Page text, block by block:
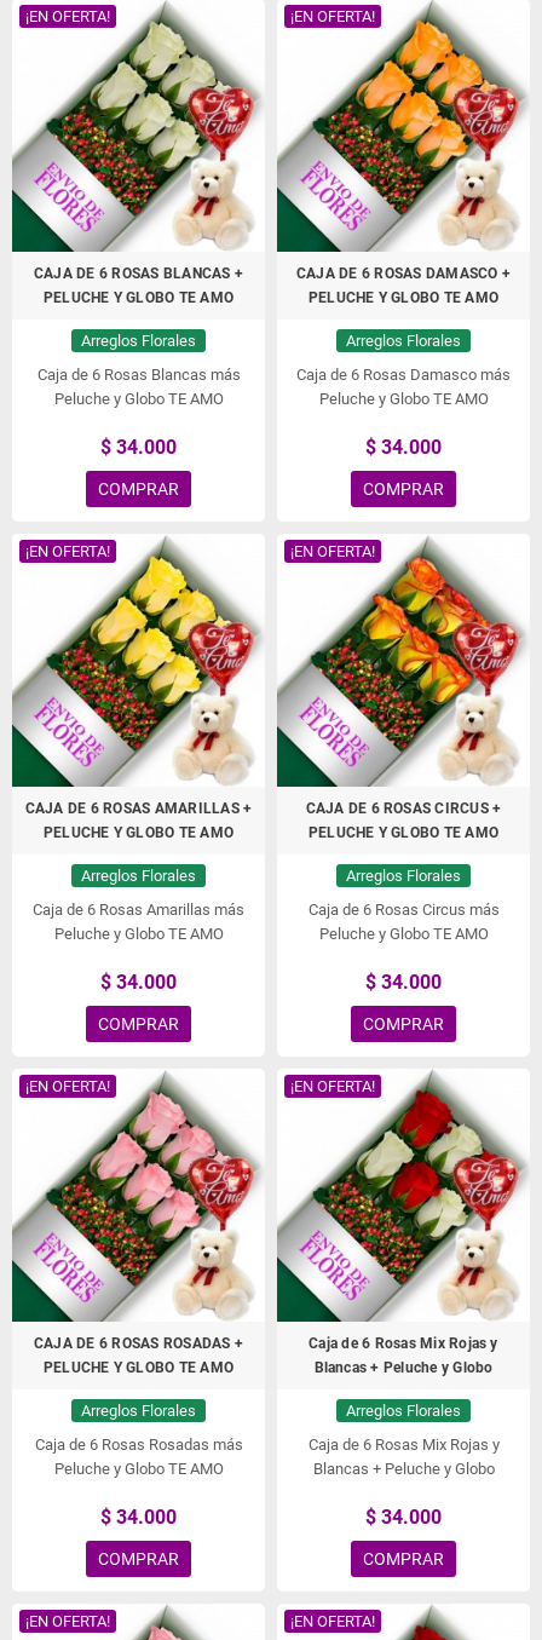
¡EN OFERTA!
CAJA DE 6 ROSAS BLANCAS +
PELUCHE Y GLOBO TE AMO
Arreglos Florales
Caja de 6 Rosas Blancas más
Peluche y Globo TE AMO
$ 34.000
COMPRAR
¡EN OFERTA!
CAJA DE 6 ROSAS DAMASCO +
PELUCHE Y GLOBO TE AMO
Arreglos Florales
Caja de 6 Rosas Damasco más
Peluche y Globo TE AMO
$ 34.000
COMPRAR
¡EN OFERTA!
CAJA DE 6 ROSAS AMARILLAS +
PELUCHE Y GLOBO TE AMO
Arreglos Florales
Caja de 6 Rosas Amarillas más
Peluche y Globo TE AMO
$ 34.000
COMPRAR
¡EN OFERTA!
CAJA DE 6 ROSAS CIRCUS +
PELUCHE Y GLOBO TE AMO
Arreglos Florales
Caja de 6 Rosas Circus más
Peluche y Globo TE AMO
$ 34.000
COMPRAR
¡EN OFERTA!
CAJA DE 6 ROSAS ROSADAS +
PELUCHE Y GLOBO TE AMO
Arreglos Florales
Caja de 6 Rosas Rosadas más
Peluche y Globo TE AMO
$ 34.000
COMPRAR
¡EN OFERTA!
Caja de 6 Rosas Mix Rojas y
Blancas + Peluche y Globo
Arreglos Florales
Caja de 6 Rosas Mix Rojas y
Blancas + Peluche y Globo
$ 34.000
COMPRAR
¡EN OFERTA! ¡EN OFERTA!